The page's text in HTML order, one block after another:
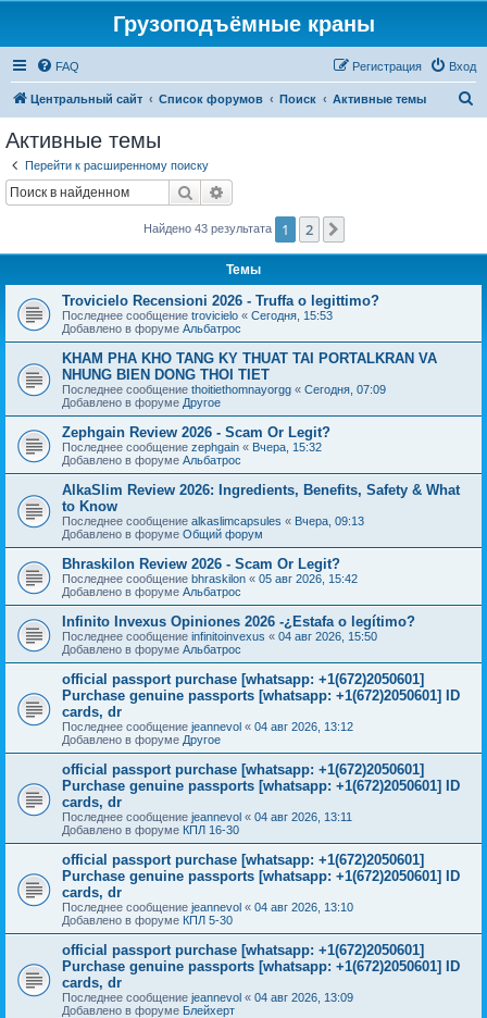
Грузоподъёмные краны
FAQ Вход
Регистрация
Центральный сайт Список форумов Поиск Активные темы
Активные темы
Перейти к расширенному поиску
Поиск
Найдено 43 результата 1 2
Темы
Trovicielo Recensioni 2026 - Truffa o legittimo?
Последнее сообщение trovicielo « Сегодня, 15:53
Добавлено в форуме Альбатрос
KHAM PHA KHO TANG KY THUAT TAI PORTALKRAN VA
NHUNG BIEN DONG THOI TIET
Последнее сообщение thoitiethomnayorgg « Сегодня, 07:09
Добавлено в форуме Другое
Zephgain Review 2026 - Scam Or Legit?
Последнее сообщение zephgain « Вчера, 15:32
Добавлено в форуме Альбатрос
AlkaSlim Review 2026: Ingredients, Benefits, Safety & What
to Know
Последнее сообщение alkaslimcapsules « Вчера, 09:13
Добавлено в форуме Общий форум
Bhraskilon Review 2026 - Scam Or Legit?
Последнее сообщение bhraskilon « 05 авг 2026, 15:42
Добавлено в форуме Альбатрос
Infinito Invexus Opiniones 2026 -¿Estafa o legítimo?
Последнее сообщение infinitoinvexus « 04 авг 2026, 15:50
Добавлено в форуме Альбатрос
official passport purchase [whatsapp: +1(672)2050601]
Purchase genuine passports [whatsapp: +1(672)2050601] ID
cards, dr
Последнее сообщение jeannevol « 04 авг 2026, 13:12
Добавлено в форуме Другое
official passport purchase [whatsapp: +1(672)2050601]
Purchase genuine passports [whatsapp: +1(672)2050601] ID
cards, dr
Последнее сообщение jeannevol « 04 авг 2026, 13:11
Добавлено в форуме КПЛ 16-30
official passport purchase [whatsapp: +1(672)2050601]
Purchase genuine passports [whatsapp: +1(672)2050601] ID
cards, dr
Последнее сообщение jeannevol « 04 авг 2026, 13:10
Добавлено в форуме КПЛ 5-30
official passport purchase [whatsapp: +1(672)2050601]
Purchase genuine passports [whatsapp: +1(672)2050601] ID
cards, dr
Последнее сообщение jeannevol « 04 авг 2026, 13:09
Добавлено в форуме Блейхерт